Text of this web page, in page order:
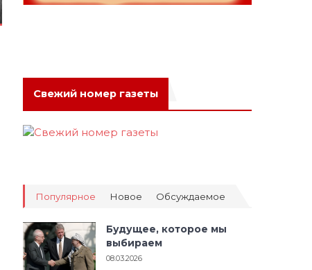
Свежий номер газеты
Популярное Новое Обсуждаемое
Будущее, которое мы
выбираем
08.03.2026